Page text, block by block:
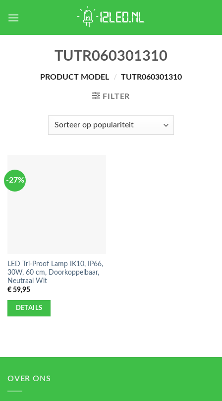
TUTR060301310
PRODUCT MODEL / TUTR060301310
FILTER
-27%
LED Tri-Proof Lamp IK10, IP66,
30W, 60 cm, Doorkoppelbaar,
Neutraal Wit
€59,95
DETAILS
OVER ONS